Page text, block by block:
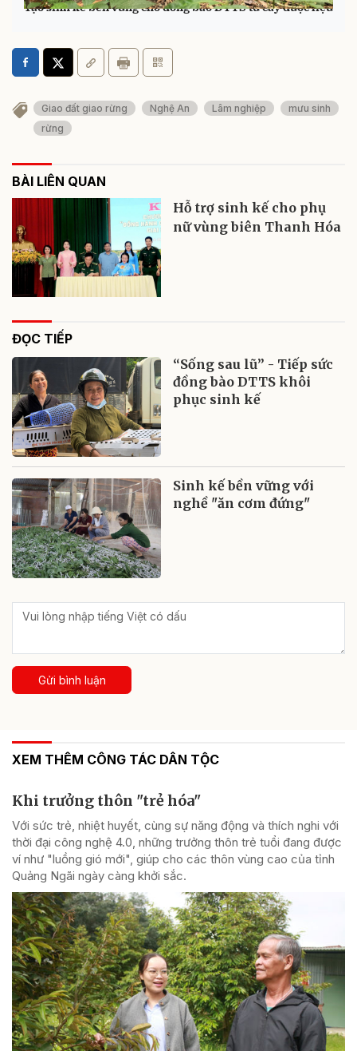
Tạo sinh kế bền vững cho đồng bào DTTS từ cây dược liệu
Giao đất giao rừng Nghệ An Lâm nghiệp
mưu sinh
rừng
BÀI LIÊN QUAN
Hỗ trợ sinh kế cho phụ
nữ vùng biên Thanh Hóa
ĐỌC TIẾP
“Sống sau lũ” - Tiếp sức
đồng bào DTTS khôi
phục sinh kế
Sinh kế bền vững với
nghề "ăn cơm đứng"
Gửi bình luận
XEM THÊM CÔNG TÁC DÂN TỘC
Khi trưởng thôn "trẻ hóa"
Với sức trẻ, nhiệt huyết, cùng sự năng động và thích nghi với
thời đại công nghệ 4.0, những trưởng thôn trẻ tuổi đang được
ví như "luồng gió mới", giúp cho các thôn vùng cao của tỉnh
Quảng Ngãi ngày càng khởi sắc.